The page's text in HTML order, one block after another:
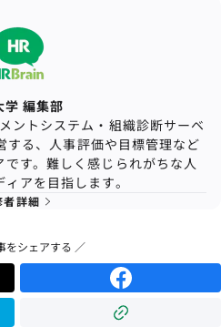
学 編集部
ントシステム・組織診断サーベ
る、人事評価や目標管理など
す。難しく感じられがちな人
アを目指します。
者詳細
をシェアする ／